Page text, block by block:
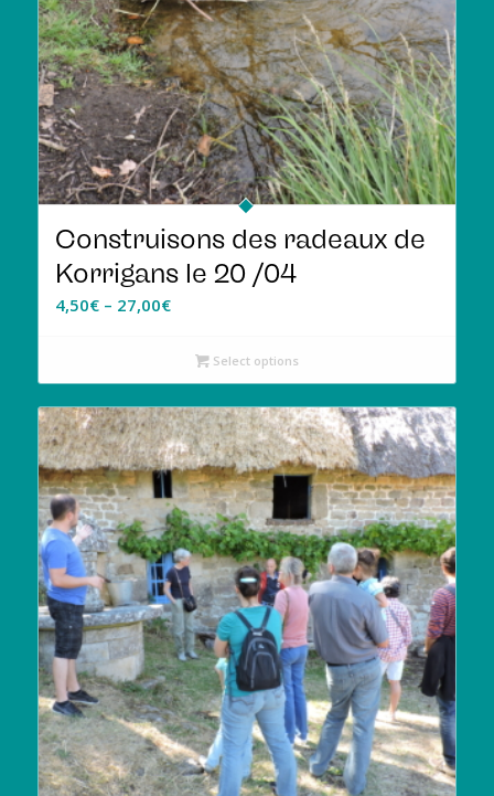
Construisons des radeaux de
Korrigans le 20 /04
4,50€– 27,00€
Select options